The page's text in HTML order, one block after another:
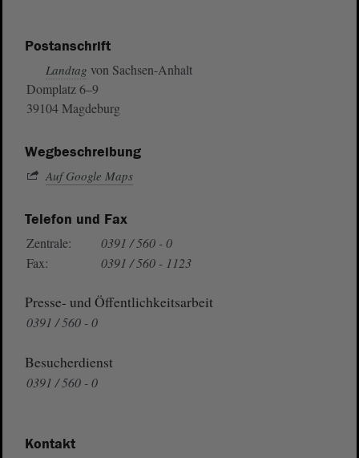
Postanschrift
Landtag von Sachsen-Anhalt
Domplatz 6–9
39104 Magdeburg
Wegbeschreibung
Auf Google Maps
Telefon und Fax
Zentrale:
0391 / 560 - 0
Fax:
0391 / 560 - 1123
Presse- und Öffentlichkeitsarbeit
0391 / 560 - 0
Besucherdienst
0391 / 560 - 0
Kontakt